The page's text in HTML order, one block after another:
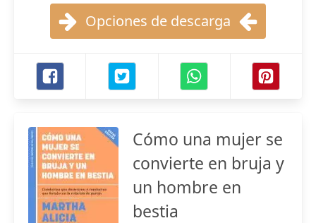
Opciones de descarga
Cómo una mujer se
convierte en bruja y
un hombre en
bestia